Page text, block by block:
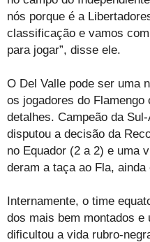
nós porque é a
classificação e vamos
para jogar”, disse ele.
O Del Valle pode ser uma
os jogadores do Flamengo
detalhes. Campeão da
disputou a decisão da
no Equador (2 a 2) e uma
deram a taça ao Fla,
Internamente, o time
dos mais bem montados e
dificultou a vida rubro-